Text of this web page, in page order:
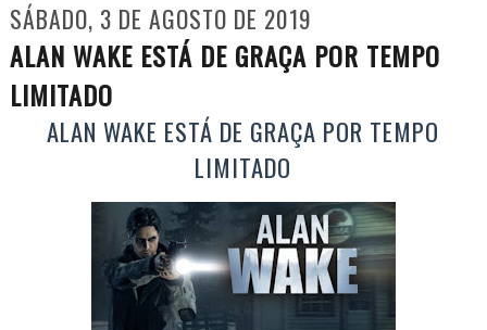
SÁBADO, 3 DE AGOSTO DE 2019
ALAN WAKE ESTÁ DE GRAÇA POR TEMPO
LIMITADO
ALAN WAKE ESTÁ DE GRAÇA POR TEMPO
LIMITADO